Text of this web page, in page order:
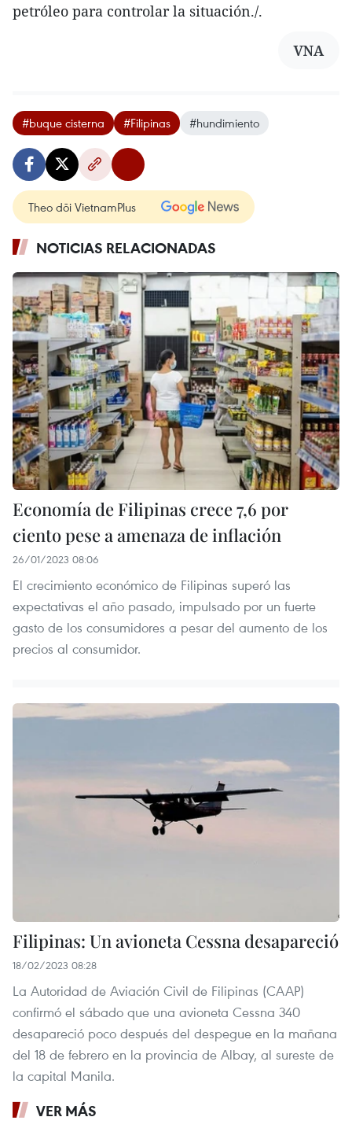
petróleo para controlar la situación./.
VNA
#buque cisterna #Filipinas #hundimiento
Theo dõi VietnamPlus
NOTICIAS RELACIONADAS
Economía de Filipinas crece 7,6 por
ciento pese a amenaza de inflación
26/01/2023 08:06
El crecimiento económico de Filipinas superó las
expectativas el año pasado, impulsado por un fuerte
gasto de los consumidores a pesar del aumento de los
precios al consumidor.
Filipinas: Un avioneta Cessna desapareció
18/02/2023 08:28
La Autoridad de Aviación Civil de Filipinas (CAAP)
confirmó el sábado que una avioneta Cessna 340
desapareció poco después del despegue en la mañana
del 18 de febrero en la provincia de Albay, al sureste de
la capital Manila.
VER MÁS